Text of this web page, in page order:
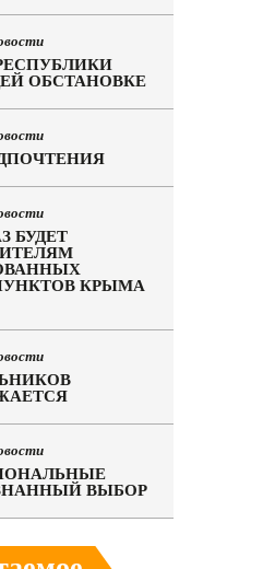
ОБСТАНОВКЕ
БУДЕТ
КРЫМА
ВЫБОР